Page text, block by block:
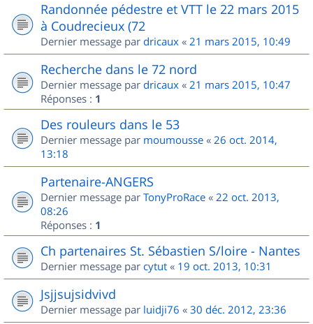
Randonnée pédestre et VTT le 22 mars 2015
à Coudrecieux (72
Dernier message par dricaux « 21 mars 2015, 10:49
Recherche dans le 72 nord
Dernier message par dricaux « 21 mars 2015, 10:47
Réponses : 1
Des rouleurs dans le 53
Dernier message par moumousse « 26 oct. 2014,
13:18
Partenaire-ANGERS
Dernier message par TonyProRace « 22 oct. 2013,
08:26
Réponses : 1
Ch partenaires St. Sébastien S/loire - Nantes
Dernier message par cytut « 19 oct. 2013, 10:31
Jsjjsujsidvivd
Dernier message par luidji76 « 30 déc. 2012, 23:36